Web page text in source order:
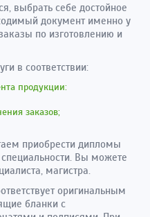
выбрать себе достойное
документ именно у
по изготовлению и
в соответствии:
продукции:
заказов;
приобрести дипломы
Вы можете
магистра.
оригинальным
бланки с